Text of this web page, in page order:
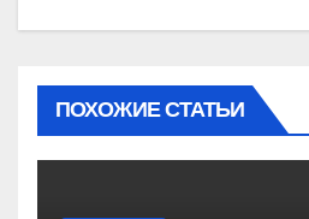
ПОХОЖИЕ СТАТЬИ